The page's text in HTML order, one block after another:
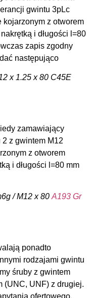
gwintu 3pLc
kojarzonym z otworem
i długości l=80
zapis zgodny
następująco
x 1.25 x 80 C45E
zamawiający
z gwintem M12
z otworem
i długości l=80 mm
/ M12 x 80 A193 Gr
ponadto
rodzajami gwintu
śruby z gwintem
(UNC, UNF) z drugiej.